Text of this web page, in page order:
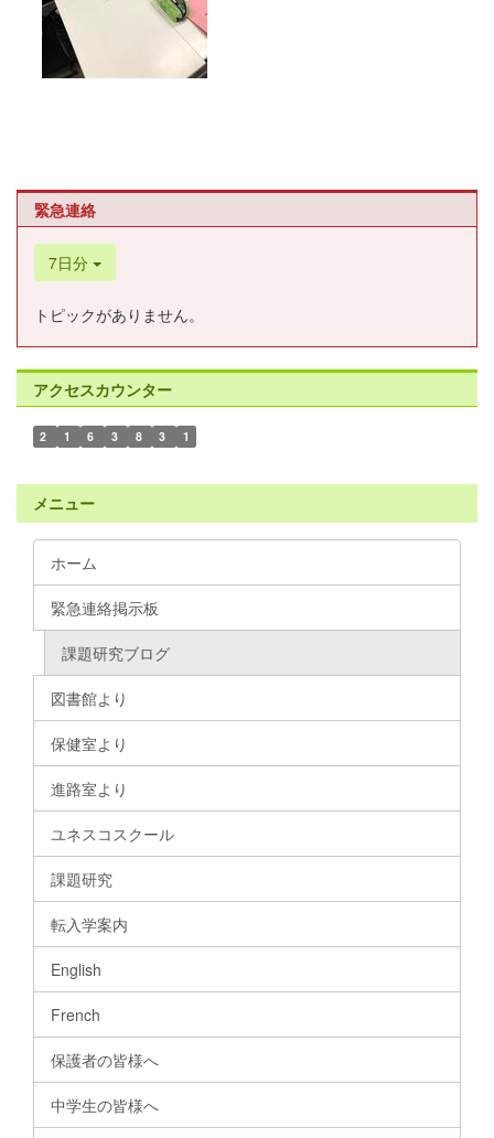
緊急連絡
7日分
トピックがありません。
アクセスカウンター
2 1 6 3 8 3 1
メニュー
ホーム
緊急連絡掲示板
課題研究ブログ
図書館より
保健室より
進路室より
ユネスコスクール
課題研究
転入学案内
English
French
保護者の皆様へ
中学生の皆様へ